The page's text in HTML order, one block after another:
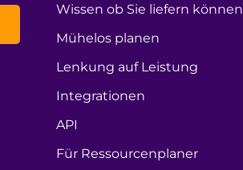
Wissen ob Sie liefern können
Mühelos planen
Lenkung auf Leistung
Integrationen
API
Für Ressourcenplaner